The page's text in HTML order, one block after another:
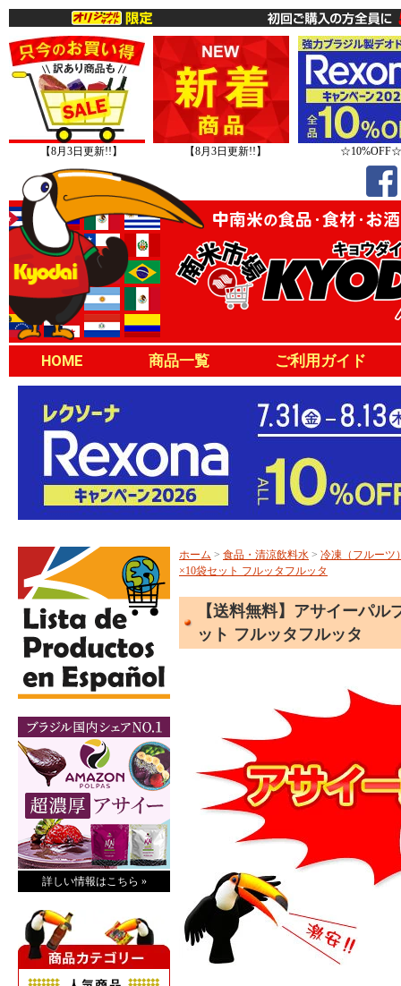
【8月3日更新!!】 【8月3日更新!!】 ☆10%OFF☆
HOME 商品一覧 ご利用ガイド
詳しい情報はこちら »
ホーム > 食品・清涼飲料水 > 冷凍（フルーツ
×10袋セット フルッタフルッタ
【送料無料】アサイーパル
ット フルッタフルッタ